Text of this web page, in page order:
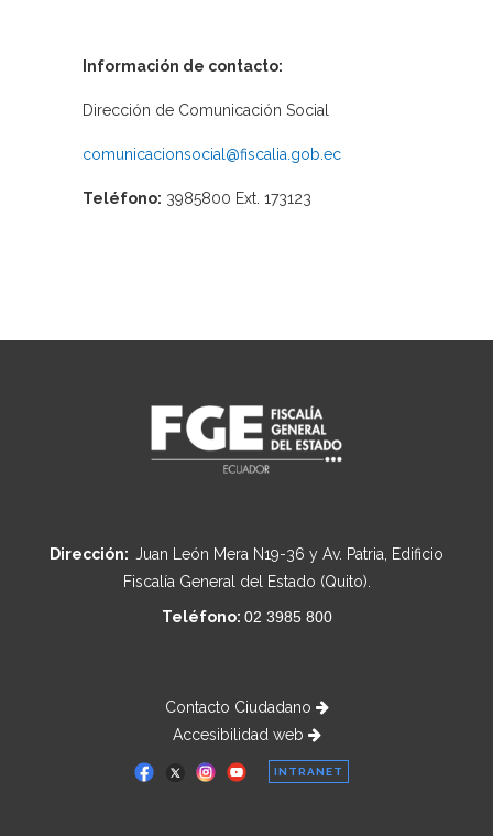
Información de contacto:
Dirección de Comunicación Social
comunicacionsocial@fiscalia.gob.ec
Teléfono: 3985800 Ext. 173123
Dirección: Juan León Mera N19-36 y Av. Patria, Edificio
Fiscalía General del Estado (Quito).
Teléfono: 02 3985 800
Contacto Ciudadano
Accesibilidad web
INTRANET